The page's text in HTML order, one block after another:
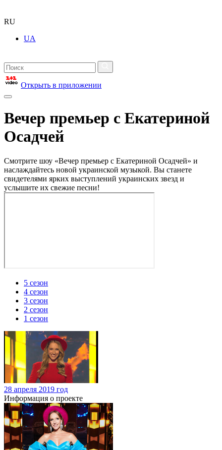
RU
UA
Открыть в приложении
Вечер премьер с Екатериной
Осадчей
Смотрите шоу «Вечер премьер с Екатериной Осадчей» и
наслаждайтесь новой украинской музыкой. Вы станете
свидетелями ярких выступлений украинских звезд и
услышите их свежие песни!
5 сезон
4 сезон
3 сезон
2 сезон
1 сезон
28 апреля 2019 год
Информация о проекте